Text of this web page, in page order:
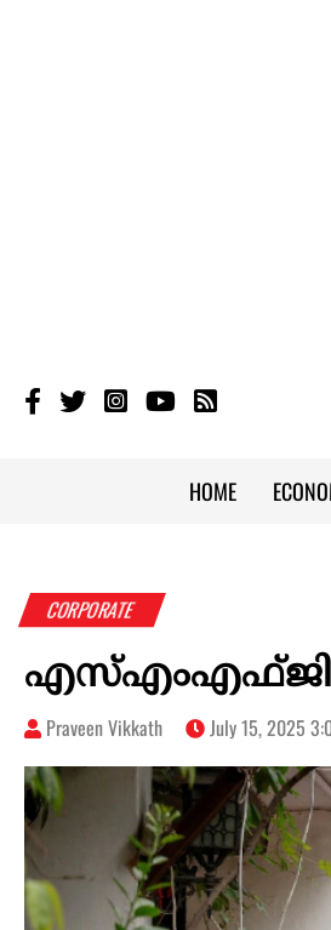
HOME
CORPORATE
എസ്എംഎഫ്ജി
Praveen Vikkath July 15, 2025